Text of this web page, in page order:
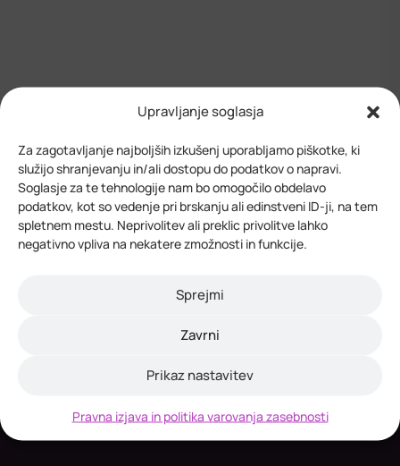
Upravljanje soglasja
Za zagotavljanje najboljših izkušenj uporabljamo piškotke, ki
služijo shranjevanju in/ali dostopu do podatkov o napravi.
Soglasje za te tehnologije nam bo omogočilo obdelavo
podatkov, kot so vedenje pri brskanju ali edinstveni ID-ji, na tem
spletnem mestu. Neprivolitev ali preklic privolitve lahko
negativno vpliva na nekatere zmožnosti in funkcije.
Sprejmi
Zavrni
Prikaz nastavitev
Pravna izjava in politika varovanja zasebnosti
kontaktirajte nas
Vedno smo vam pripravljeni
pomagati in odgovoriti na
vaša vprašanja
SI-8000 Novo mesto